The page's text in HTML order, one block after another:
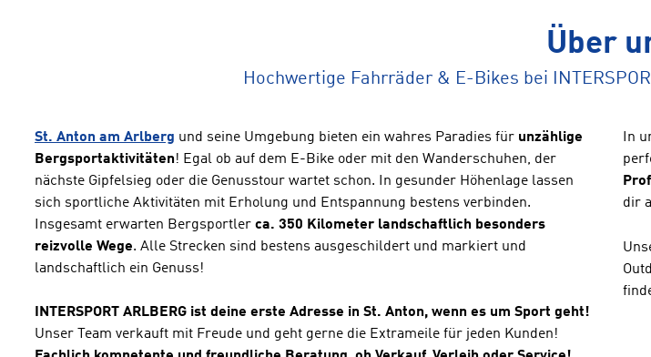
Über
Hochwertige Fahrräder & E-Bikes bei
St. Anton am Arlberg und seine Umgebung bieten ein wahres Paradies für unzählige
Bergsportaktivitäten! Egal ob auf dem E-Bike oder mit den Wanderschuhen, der
nächste Gipfelsieg oder die Genusstour wartet schon. In gesunder Höhenlage lassen
sich sportliche Aktivitäten mit Erholung und Entspannung bestens verbinden.
Insgesamt erwarten Bergsportler ca. 350 Kilometer landschaftlich besonders
reizvolle Wege. Alle Strecken sind bestens ausgeschildert und markiert und
landschaftlich ein Genuss!
INTERSPORT ARLBERG ist deine erste Adresse in St. Anton, wenn es um Sport geht!
Unser Team verkauft mit Freude und geht gerne die Extrameile für jeden Kunden!
In
dir